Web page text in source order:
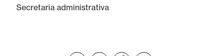
Secretaria administrativa